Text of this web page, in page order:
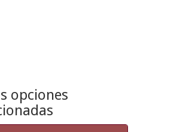
opciones